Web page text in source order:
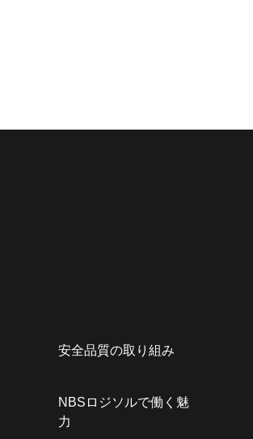
安全品質の取り組み
NBSロジソルで働く魅
力